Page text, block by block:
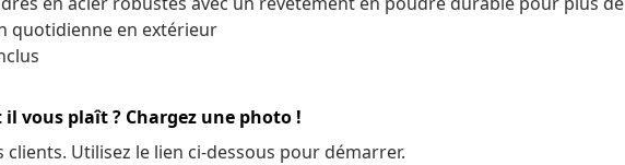
quotidienne en extérieur
vous plaît ? Chargez une photo !
Utilisez le lien ci-dessous pour démarrer.